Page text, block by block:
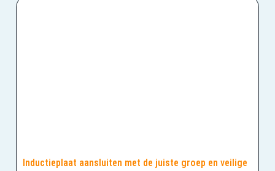
Inductieplaat aansluiten met de juiste groep en veilige